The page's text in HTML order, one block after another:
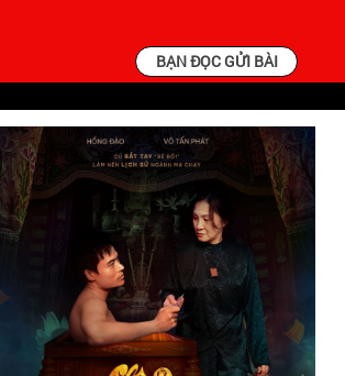
BẠN ĐỌC GỬI BÀI